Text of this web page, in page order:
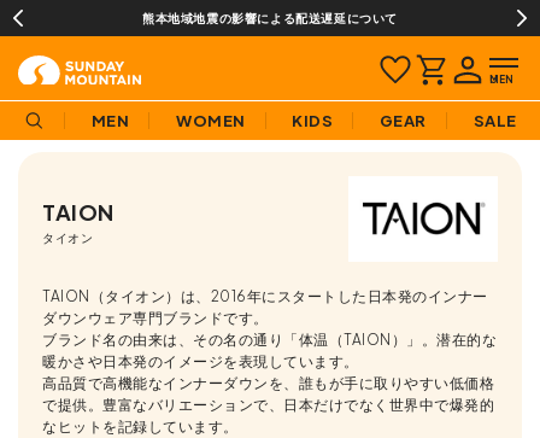
¥3,980(税込)以上のご購入で送料無料!
MEN WOMEN KIDS GEAR SALE
TAION
タイオン
TAION（タイオン）は、2016年にスタートした日本発のインナー
ダウンウェア専門ブランドです。
ブランド名の由来は、その名の通り「体温（TAION）」。潜在的な
暖かさや日本発のイメージを表現しています。
高品質で高機能なインナーダウンを、誰もが手に取りやすい低価格
で提供。豊富なバリエーションで、日本だけでなく世界中で爆発的
なヒットを記録しています。